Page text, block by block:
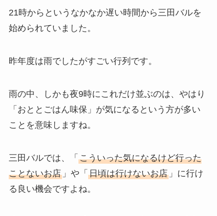
21時からというなかなか遅い時間から三田バルを
始められていました。
昨年度は雨でしたがすごい行列です。
雨の中、しかも夜9時にこれだけ並ぶのは、やはり
「おととごはん味保」が気になるという方が多い
ことを意味しますね。
三田バルでは、「 こういった気になるけど行った
ことないお店」や「 日頃は行けないお店」に行け
る良い機会ですよね。